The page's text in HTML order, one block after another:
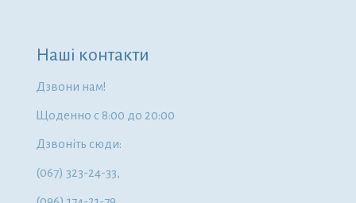
Наші контакти
Дзвони нам!
Щоденно с 8:00 до 20:00
Дзвоніть сюди:
(067) 323-24-33,